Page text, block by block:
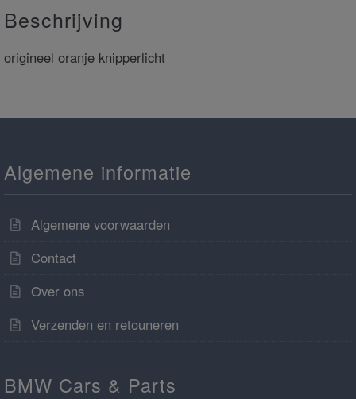
Beschrijving
origineel oranje knipperlicht
Algemene informatie
Algemene voorwaarden
Contact
Over ons
Verzenden en retouneren
BMW Cars & Parts